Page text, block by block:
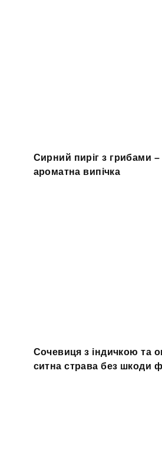
Сирний пиріг з грибами –
ароматна випічка
Сочевиця з індичкою та
ситна страва без шкоди